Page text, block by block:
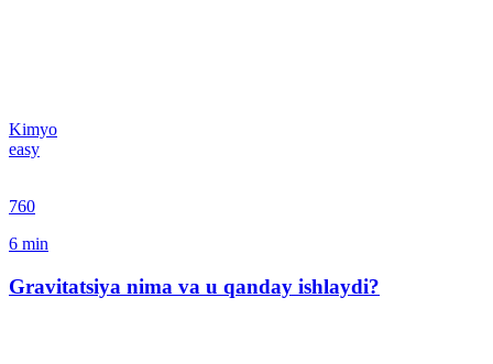
Kimyo
easy
760
6 min
Gravitatsiya nima va u qanday ishlaydi?